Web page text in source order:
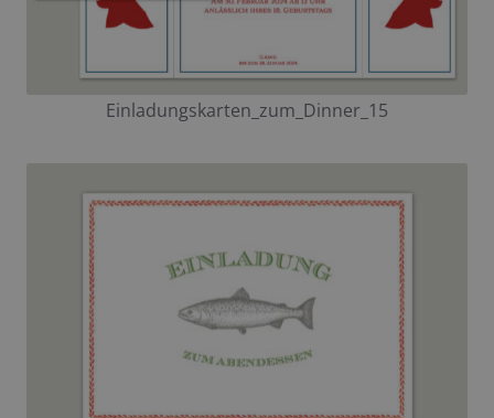
Einladungskarten_zum_Dinner_15